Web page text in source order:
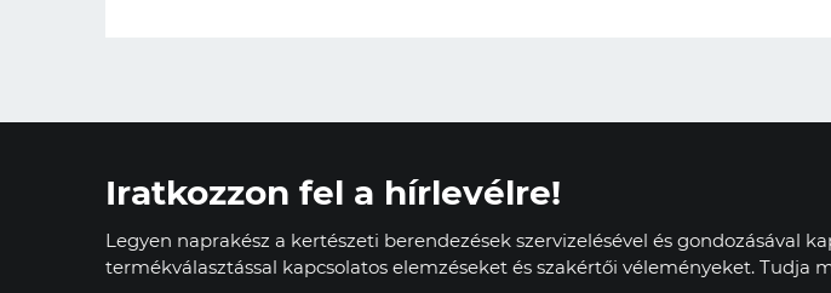
Iratkozzon fel a hírlevélre!
Legyen naprakész a kertészeti berendezések szervizelésével és gondozásával
termékválasztással kapcsolatos elemzéseket és szakértői véleményeket. Tudja